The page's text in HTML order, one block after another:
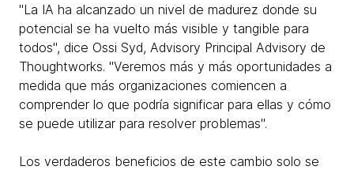
"La IA ha alcanzado un nivel de madurez donde su
potencial se ha vuelto más visible y tangible para
todos", dice Ossi Syd, Advisory Principal Advisory de
Thoughtworks. "Veremos más y más oportunidades a
medida que más organizaciones comiencen a
comprender lo que podría significar para ellas y cómo
se puede utilizar para resolver problemas".
Los verdaderos beneficios de este cambio solo se